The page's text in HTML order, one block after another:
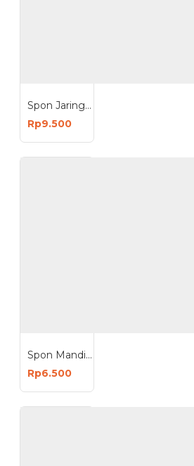
Spon Jaring Gosok Punggung Gagang Panjang Alat Mandi
Rp9.500
Spon Mandi Pembersih Daki Busa Spons Halus
Rp6.500